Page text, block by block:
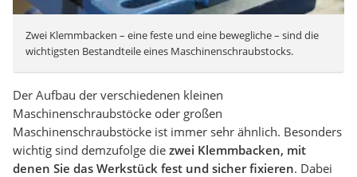
Zwei Klemmbacken – eine feste und eine bewegliche – sind die
wichtigsten Bestandteile eines Maschinenschraubstocks.
Der Aufbau der verschiedenen kleinen
Maschinenschraubstöcke oder großen
Maschinenschraubstöcke ist immer sehr ähnlich. Besonders
wichtig sind demzufolge die zwei Klemmbacken, mit
denen Sie das Werkstück fest und sicher fixieren. Dabei